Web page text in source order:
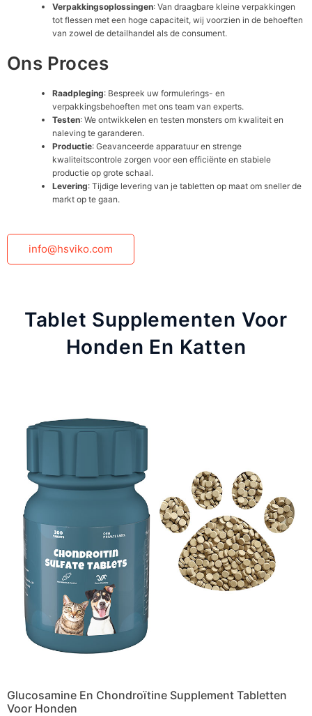
Verpakkingsoplossingen: Van draagbare kleine verpakkingen
tot flessen met een hoge capaciteit, wij voorzien in de behoeften
van zowel de detailhandel als de consument.
Ons Proces
Raadpleging: Bespreek uw formulerings- en
verpakkingsbehoeften met ons team van experts.
Testen: We ontwikkelen en testen monsters om kwaliteit en
naleving te garanderen.
Productie: Geavanceerde apparatuur en strenge
kwaliteitscontrole zorgen voor een efficiënte en stabiele
productie op grote schaal.
Levering: Tijdige levering van je tabletten op maat om sneller de
markt op te gaan.
info@hsviko.com
Tablet Supplementen Voor
Honden En Katten
Glucosamine En Chondroïtine Supplement Tabletten
Voor Honden